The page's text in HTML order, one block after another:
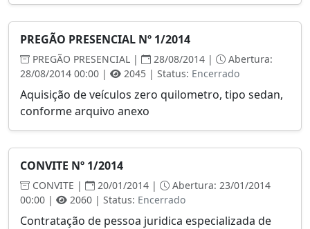
PREGÃO PRESENCIAL Nº 1/2014
PREGÃO PRESENCIAL | 28/08/2014 |
Abertura:
28/08/2014 00:00 |
2045 | Status: Encerrado
Aquisição de veículos zero quilometro, tipo sedan,
conforme arquivo anexo
CONVITE Nº 1/2014
CONVITE | 20/01/2014 |
Abertura: 23/01/2014
00:00 |
2060 | Status: Encerrado
Contratação de pessoa juridica especializada de